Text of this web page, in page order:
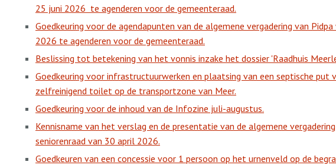
25 juni 2026 te agenderen voor de gemeenteraad.
Goedkeuring voor de agendapunten van de algemene vergadering van
2026 te agenderen voor de gemeenteraad.
Beslissing tot betekening van het vonnis inzake het dossier 'Raadhuis
Goedkeuring voor infrastructuurwerken en plaatsing van een septische put
zelfreinigend toilet op de transportzone van Meer.
Goedkeuring voor de inhoud van de Infozine juli-augustus.
Kennisname van het verslag en de presentatie van de algemene
seniorenraad van 30 april 2026.
Goedkeuren van een concessie voor 1 persoon op het urnenveld op de